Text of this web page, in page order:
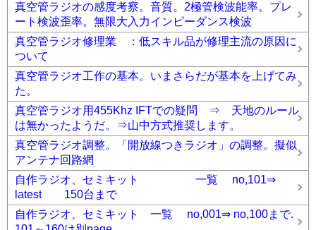
真空管ラジオの感度考察。音質。2極管検波能率。プレ
ート検波歪率。無限大入力インピーダンス検波
真空管ラジオ修理業 ：低スキル品が修理主流の原因に
ついて
真空管ラジオ工作の基本。いまさらだが基本を上げてみ
た。
真空管ラジオ用455Khz IFTでの疑問 ⇒ 天地のルール
は無かったようだ。⇒山中方式推奨します。
真空管ラジオ調整。「開放線つきラジオ」の調整。擬似
アンテナ回路網
自作ラジオ、セミキット 一覧 no,101⇒
latest 150台まで
自作ラジオ、セミキット 一覧 no,001⇒ no,100まで.